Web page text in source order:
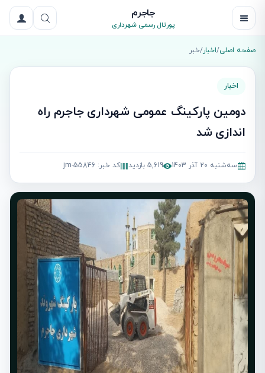
جاجرم
پورتال رسمی شهرداری
صفحه اصلی/اخبار/خبر
اخبار
دومین پارکینگ عمومی شهرداری جاجرم راه
اندازی شد
سه‌شنبه 20 آذر 1403 5,619 بازدید کد خبر: jm-55846